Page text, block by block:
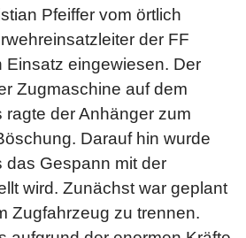
Pfeiffer vom örtlich
der FF
Einsatz eingewiesen. Der
Zugmaschine auf dem
ragte der Anhänger zum
Darauf hin wurde
das Gespann mit der
wird. Zunächst war geplant
Zugfahrzeug zu trennen.